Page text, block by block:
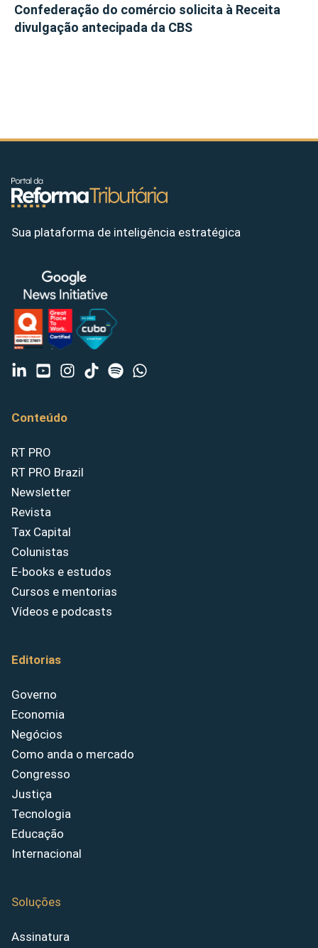
Confederação do comércio solicita à Receita
divulgação antecipada da CBS
Sua plataforma de inteligência estratégica
Conteúdo
RT PRO
RT PRO Brazil
Newsletter
Revista
Tax Capital
Colunistas
E-books e estudos
Cursos e mentorias
Vídeos e podcasts
Editorias
Governo
Economia
Negócios
Como anda o mercado
Congresso
Justiça
Tecnologia
Educação
Internacional
Soluções
Assinatura